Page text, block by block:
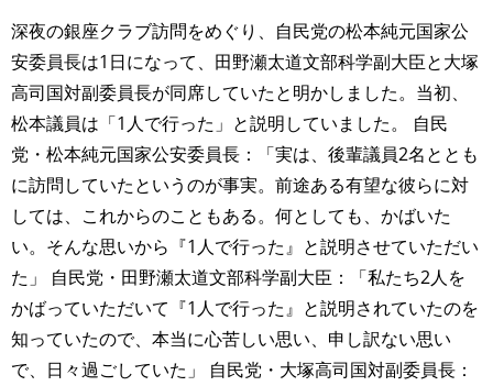
深夜の銀座クラブ訪問をめぐり、自民党の松本純元国家公
安委員長は1日になって、田野瀬太道文部科学副大臣と大塚
高司国対副委員長が同席していたと明かしました。当初、
松本議員は「1人で行った」と説明していました。 自民
党・松本純元国家公安委員長：「実は、後輩議員2名ととも
に訪問していたというのが事実。前途ある有望な彼らに対
しては、これからのこともある。何としても、かばいた
い。そんな思いから『1人で行った』と説明させていただい
た」 自民党・田野瀬太道文部科学副大臣：「私たち2人を
かばっていただいて『1人で行った』と説明されていたのを
知っていたので、本当に心苦しい思い、申し訳ない思い
で、日々過ごしていた」 自民党・大塚高司国対副委員長：